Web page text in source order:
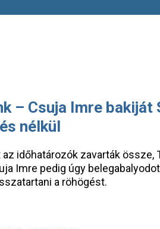
– Csuja Imre bakiját
nélkül
időhatározók zavarták össze,
Imre pedig úgy
a röhögést.